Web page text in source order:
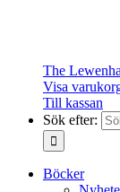
The
Visa
Till kassan
Sök efter:
Böcker